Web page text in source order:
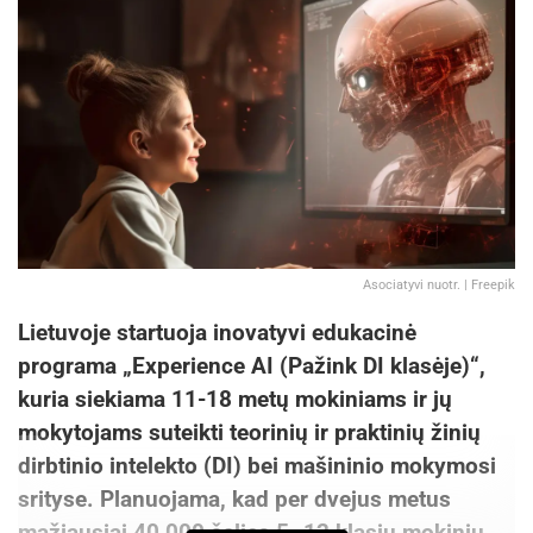
metodus, bendrovė prisideda prie Lietuvos kelių
priežiūros ir saugumo užtikrinimo, o veiklos
tobulinimo programos, bendradarbiavimas su
mokslininkais bei kitais ekspertais reikšmingai
prisideda kuriant tvarią ir efektyvią kelių
infrastruktūrą šalyje.
AB „Kelių priežiūra“ informacija
Asociatyvi nuotr. | Freepik
Lietuvoje startuoja inovatyvi edukacinė
programa „Experience AI (Pažink DI klasėje)“,
kuria siekiama 11-18 metų mokiniams ir jų
mokytojams suteikti teorinių ir praktinių žinių
dirbtinio intelekto (DI) bei mašininio mokymosi
srityse. Planuojama, kad per dvejus metus